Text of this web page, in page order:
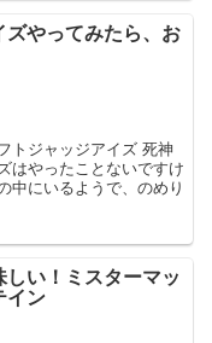
ズやってみたら、お
トジャッジアイズ 死神
はやったことないですけ
中にいるようで、のめり
い！ミスターマッ
イン